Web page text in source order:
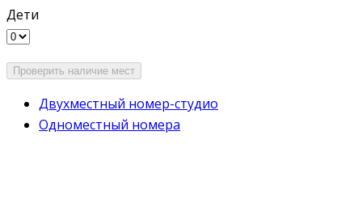
Дети
Двухместный номер-студио
Одноместный номера